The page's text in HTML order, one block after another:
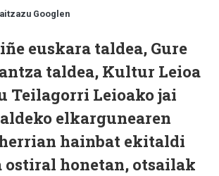
Googlen
euskara taldea, Gure
taldea, Kultur Leioa
Teilagorri Leioako jai
elkargunearen
hainbat ekitaldi
ostiral honetan, otsailak